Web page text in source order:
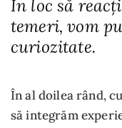
În loc să
temeri, vom
curiozitate.
În al doilea rând,
să integrăm